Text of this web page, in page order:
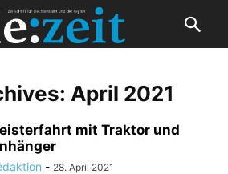
April 2021
mit Traktor und
- 28. April 2021